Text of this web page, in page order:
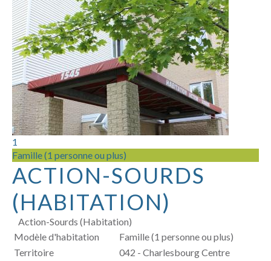
1
Famille (1 personne ou plus)
ACTION-SOURDS
(HABITATION)
Action-Sourds (Habitation)
Modèle d'habitation
Famille (1 personne ou plus)
Territoire
042 - Charlesbourg Centre